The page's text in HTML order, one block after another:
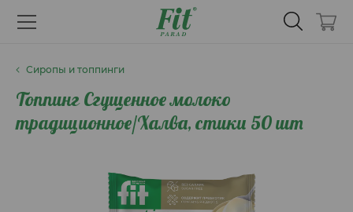
Сиропы и топпинги
Топпинг Сгущенное молоко
традиционное/Халва, стики 50 шт